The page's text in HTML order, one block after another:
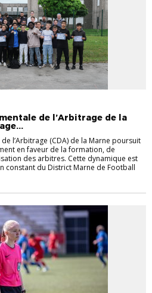
de l’Arbitrage de la
l’Arbitrage (CDA) de la Marne poursuit
en faveur de la formation, de
des arbitres. Cette dynamique est
constant du District Marne de Football